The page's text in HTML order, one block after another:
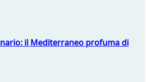
il Mediterraneo profuma di